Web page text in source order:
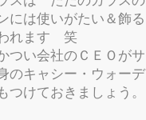
には使いがたい＆飾
れます 笑
つい会社のＣＥＯが
のキャシー・ウォー
つけておきましょう。